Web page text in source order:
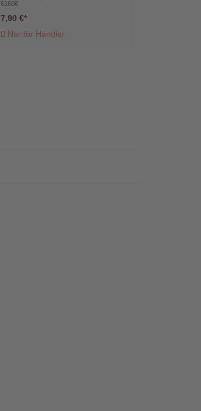
61606
7,90 €
Nur für Händler.